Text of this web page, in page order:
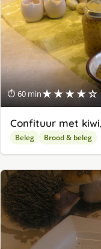
⏱ 60 min★★★★☆
Confituur met
Beleg Brood & beleg